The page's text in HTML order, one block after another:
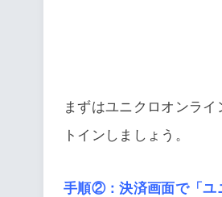
まずはユニクロオンラ
トインしましょう。
手順②：決済画面で「ユ